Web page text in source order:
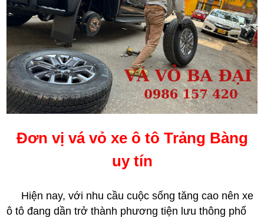
Đơn vị vá vỏ xe ô tô Trảng Bàng
uy tín
Hiện nay, với nhu cầu cuộc sống tăng cao nên xe
ô tô đang dần trở thành phương tiện lưu thông phổ